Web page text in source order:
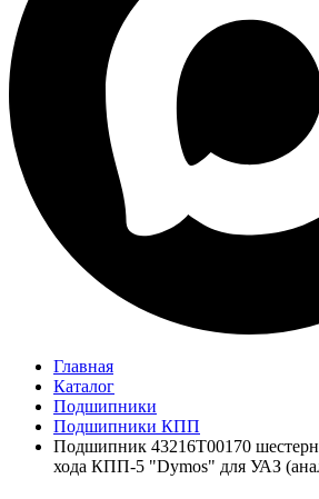
Главная
Каталог
Подшипники
Подшипники КПП
Подшипник 43216T00170
хода КПП-5 "Dymos" для УАЗ